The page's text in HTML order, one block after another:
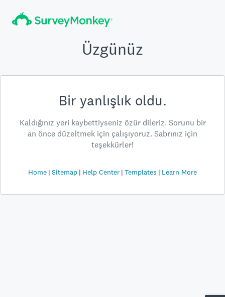
Üzgünüz
Bir yanlışlık oldu.
Kaldığınız yeri kaybettiyseniz özür dileriz. Sorunu bir
an önce düzeltmek için çalışıyoruz. Sabrınız için
teşekkürler!
Home Sitemap Help Center Templates Learn More